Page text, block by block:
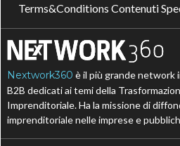
Terms&Conditions Contenuti
Nextwork360 è il più grande
B2B dedicati ai temi della
Imprenditoriale. Ha la missione di
imprenditoriale nelle imprese e